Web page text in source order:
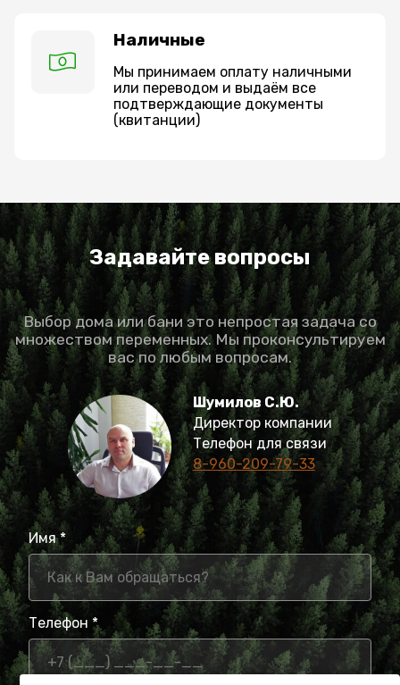
Наличные
Мы принимаем оплату наличными
или переводом и выдаём все
подтверждающие документы
(квитанции)
Задавайте вопросы
Выбор дома или бани это непростая задача со
множеством переменных. Мы проконсультируем
вас по любым вопросам.
Шумилов С.Ю.
Директор компании
Телефон для связи
8-960-209-79-33
Имя *
Телефон *